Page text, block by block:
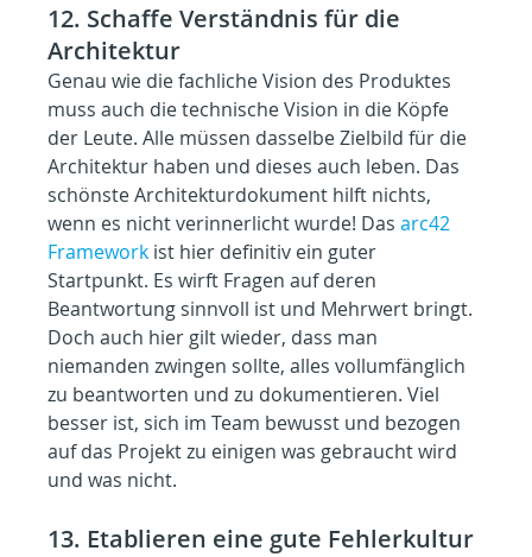
12. Schaffe Verständnis für die
Architektur
Genau wie die fachliche Vision des Produktes
muss auch die technische Vision in die Köpfe
der Leute. Alle müssen dasselbe Zielbild für die
Architektur haben und dieses auch leben. Das
schönste Architekturdokument hilft nichts,
wenn es nicht verinnerlicht wurde! Das arc42
Framework ist hier definitiv ein guter
Startpunkt. Es wirft Fragen auf deren
Beantwortung sinnvoll ist und Mehrwert bringt.
Doch auch hier gilt wieder, dass man
niemanden zwingen sollte, alles vollumfänglich
zu beantworten und zu dokumentieren. Viel
besser ist, sich im Team bewusst und bezogen
auf das Projekt zu einigen was gebraucht wird
und was nicht.
13. Etablieren eine gute Fehlerkultur